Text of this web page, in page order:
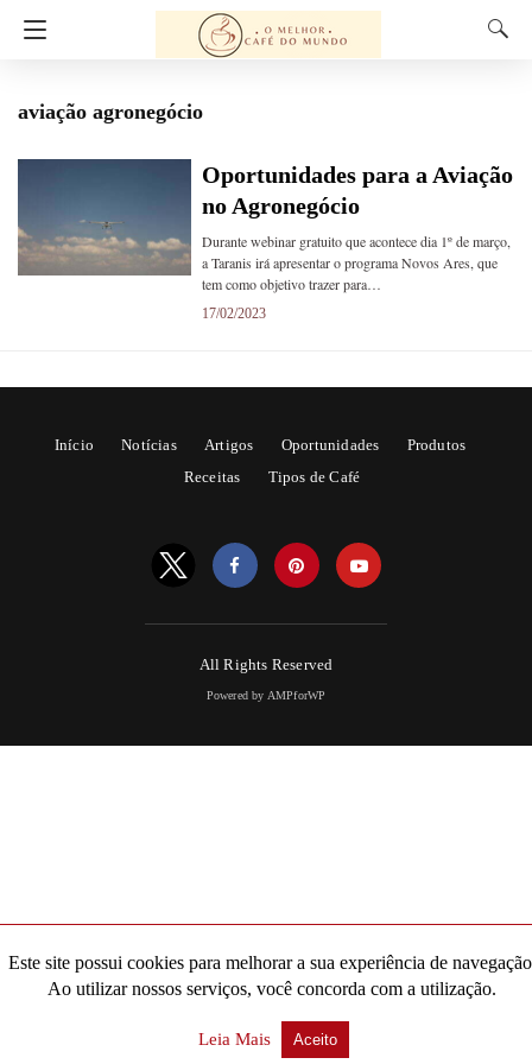
aviação agronegócio
Oportunidades para a Aviação
no Agronegócio
Durante webinar gratuito que acontece dia 1º de março,
a Taranis irá apresentar o programa Novos Ares, que
tem como objetivo trazer para…
17/02/2023
Início Notícias Artigos Oportunidades
Produtos
Receitas
Tipos de Café
All Rights Reserved
Powered by AMPforWP
Este site possui cookies para melhorar a sua experiência de
Ao utilizar nossos serviços, você concorda com a utilização.
Leia Mais Aceito